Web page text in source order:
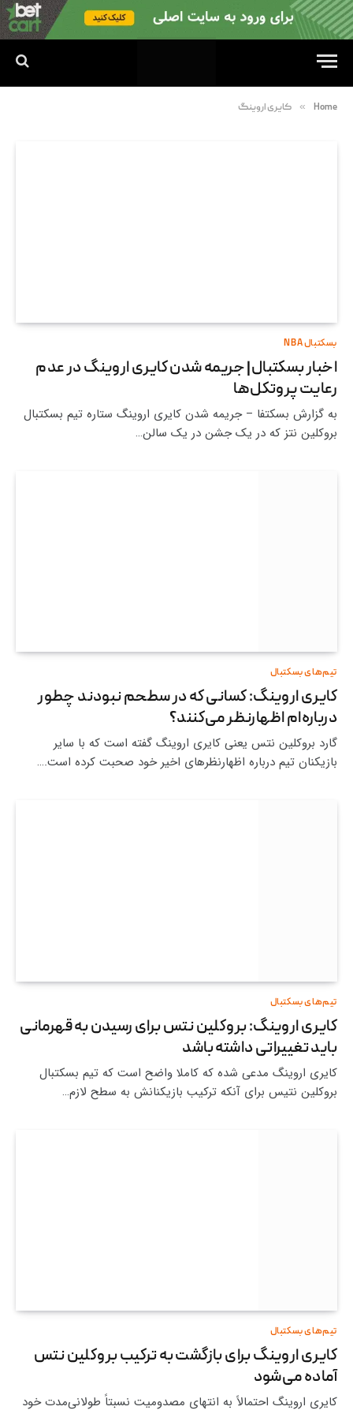
Home
» کایری اروینگ
بسکتبال NBA
اخبار بسکتبال| جریمه شدن کایری اروینگ در عدم
رعایت پروتکل‌ها
به گزارش بسکتفا – جریمه شدن کایری اروینگ ستاره تیم بسکتبال
بروکلین نتز که در یک جشن در یک سالن…
تیم‌های بسکتبال
کایری اروینگ: کسانی که در سطحم نبودند چطور
درباره‌ام اظهارنظر می‌کنند؟
گارد بروکلین نتس یعنی کایری اروینگ گفته است که با سایر
بازیکنان تیم درباره اظهارنظرهای اخیر خود صحبت کرده است.…
تیم‌های بسکتبال
کایری اروینگ: بروکلین نتس برای رسیدن به قهرمانی
باید تغییراتی داشته باشد
کایری اروینگ مدعی شده که کاملا واضح است که تیم بسکتبال
بروکلین نتیس برای آنکه ترکیب بازیکنانش به سطح لازم…
تیم‌های بسکتبال
کایری اروینگ برای بازگشت به ترکیب بروکلین نتس
آماده می‌شود
کایری اروینگ احتمالاً به انتهای مصدومیت نسبتاً طولانی‌مدت خود